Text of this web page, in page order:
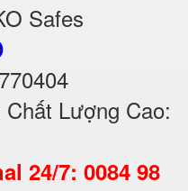
Safes
Lượng Cao:
24/7: 0084 98